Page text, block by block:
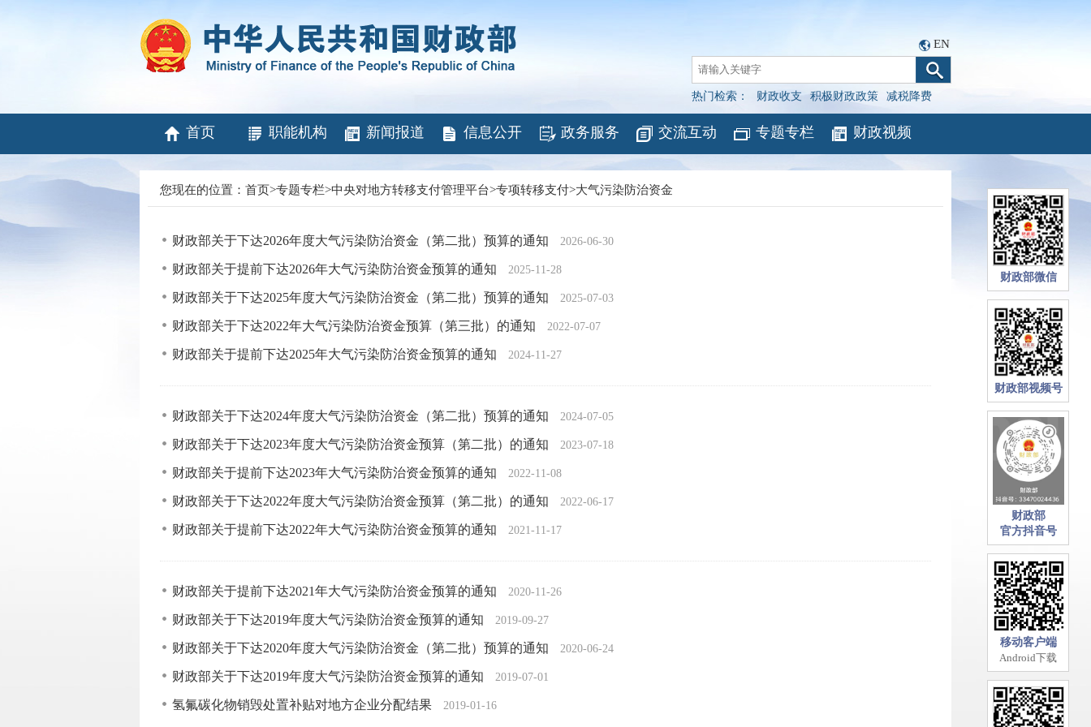
EN
热门检索： 财政收支 积极财政政策 减税降费
首页 职能机构 新闻报道 信息公开 政务服务 交流互动 专题专栏 财政视频
您现在的位置： 首页>专题专栏>中央对地方转移支付管理平台>专项转移支付>大气污染防治资金
财政部关于下达2026年度大气污染防治资金（第二批）预算的通知 2026-06-30
财政部关于提前下达2026年大气污染防治资金预算的通知 2025-11-28
财政部关于下达2025年度大气污染防治资金（第二批）预算的通知 2025-07-03
财政部关于下达2022年大气污染防治资金预算（第三批）的通知 2022-07-07
财政部关于提前下达2025年大气污染防治资金预算的通知 2024-11-27
财政部关于下达2024年度大气污染防治资金（第二批）预算的通知 2024-07-05
财政部关于下达2023年度大气污染防治资金预算（第二批）的通知 2023-07-18
财政部关于提前下达2023年大气污染防治资金预算的通知 2022-11-08
财政部关于下达2022年度大气污染防治资金预算（第二批）的通知 2022-06-17
财政部关于提前下达2022年大气污染防治资金预算的通知 2021-11-17
财政部关于提前下达2021年大气污染防治资金预算的通知 2020-11-26
财政部关于下达2019年度大气污染防治资金预算的通知 2019-09-27
财政部关于下达2020年度大气污染防治资金（第二批）预算的通知 2020-06-24
财政部关于下达2019年度大气污染防治资金预算的通知 2019-07-01
氢氟碳化物销毁处置补贴对地方企业分配结果 2019-01-16
财政部微信
财政部视频号
财政部
官方抖音号
移动客户端
Android下载